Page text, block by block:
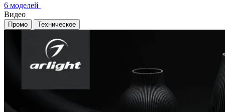
6 моделей
Видео
Промо Техническое